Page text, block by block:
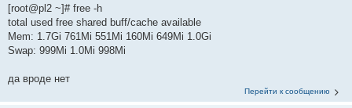
[root@pl2 ~]# free -h
total used free shared buff/cache available
Mem: 1.7Gi 761Mi 551Mi 160Mi 649Mi 1.0Gi
Swap: 999Mi 1.0Mi 998Mi
да вроде нет
Перейти к сообщению